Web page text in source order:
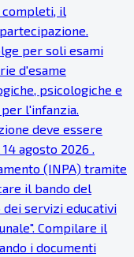
completi, il
per soli esami
d'esame
psicologiche e
l'infanzia.
deve essere
agosto 2026 .
(INPA) tramite
il bando del
dei servizi educativi
Compilare il
i documenti